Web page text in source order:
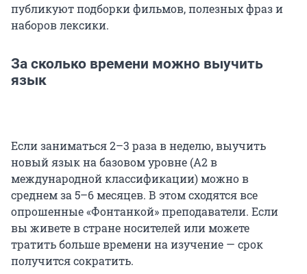
публикуют подборки фильмов, полезных фраз и
наборов лексики.
За сколько времени можно выучить
язык
Если заниматься 2–3 раза в неделю, выучить
новый язык на базовом уровне (А2 в
международной классификации) можно в
среднем за 5–6 месяцев. В этом сходятся все
опрошенные «Фонтанкой» преподаватели. Если
вы живете в стране носителей или можете
тратить больше времени на изучение — срок
получится сократить.